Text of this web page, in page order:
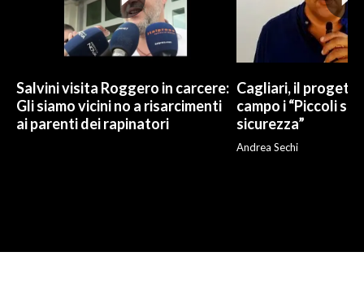
Salvini visita Roggero in carcere:
Gli siamo vicini no a risarcimenti
ai parenti dei rapinatori
Cagliari, il
campo i “Piccoli
sicurezza”
Andrea Sechi